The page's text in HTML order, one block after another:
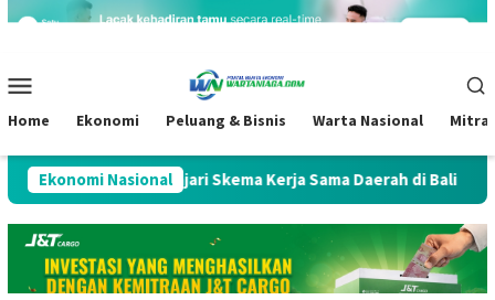
Loncat
Mobile
Home Ekonomi Peluang & Bisnis Warta Nasional Mitra
Ekonomi Nasional
Jamkrida, Pelajari Skema Kerja Sama Daerah di Bali